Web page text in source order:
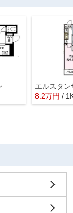
エルスタン
8.2万円 /